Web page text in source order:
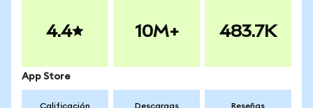
4.4 10M+ 483.7K
App Store
Calificación Descargas Reseñas